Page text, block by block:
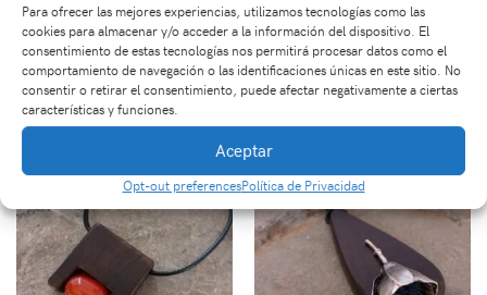
Para ofrecer las mejores experiencias, utilizamos tecnologías como las
cookies para almacenar y/o acceder a la información del dispositivo. El
consentimiento de estas tecnologías nos permitirá procesar datos como el
comportamiento de navegación o las identificaciones únicas en este sitio. No
consentir o retirar el consentimiento, puede afectar negativamente a ciertas
características y funciones.
Aceptar
Opt-out preferencesPolítica de Privacidad
Productos relacionados